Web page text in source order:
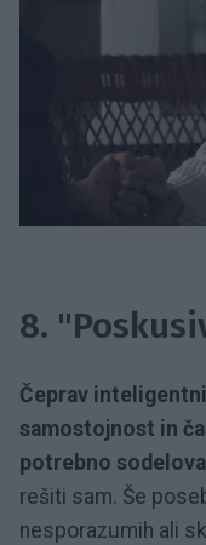
8.
Čeprav
samostojnost in
potrebno
rešiti sam. Še
nesporazumih ali